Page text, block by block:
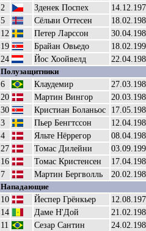
2
Зденек Поспех
5
Сёльви Оттесен
12
Петер Ларссон
19
Брайан Овьедо
24
Йос Хоойвелд
Полузащитники
6 Клаудемир
20
Мартин Вингор
30
Кристиан Боланьос
3
Пьер Бенгтссон
4
Яльте Нёррегор
27
Томас Дилейни
16
Томас Кристенсен
7
Мартин Бергволль
Нападающие
10 Йеспер Грёнкьер
14
Даме Н'Дой
11
Сезар Сантин